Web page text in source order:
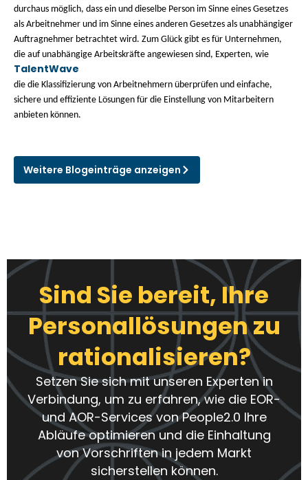
durchaus möglich, dass ein und dieselbe Person im Sinne eines Gesetzes
als Arbeitnehmer und im Sinne eines anderen Gesetzes als unabhängiger
Auftragnehmer betrachtet wird. Zum Glück gibt es für Unternehmen,
die auf unabhängige Arbeitskräfte angewiesen sind, Experten, wie
TalentWave
die die Klassifizierung von Arbeitnehmern überprüfen und einfache,
sichere und effiziente Lösungen für die Einstellung von Mitarbeitern
anbieten können.
Weitere Blogeinträge anzeigen
Sind Sie bereit, Ihre
Personallösungen zu
rationalisieren?
Setzen Sie sich mit unseren Experten in
Verbindung, um zu erfahren, wie die EOR-
und AOR-Services von People2.0 Ihre
Abläufe optimieren und die Einhaltung
von Vorschriften in jedem Markt
sicherstellen können.